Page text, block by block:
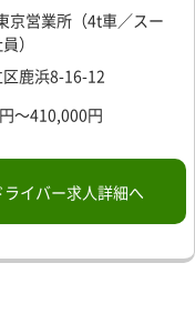
京営業所（4t車／スー
）
鹿浜8-16-12
～410,000円
ライバー求人詳細へ